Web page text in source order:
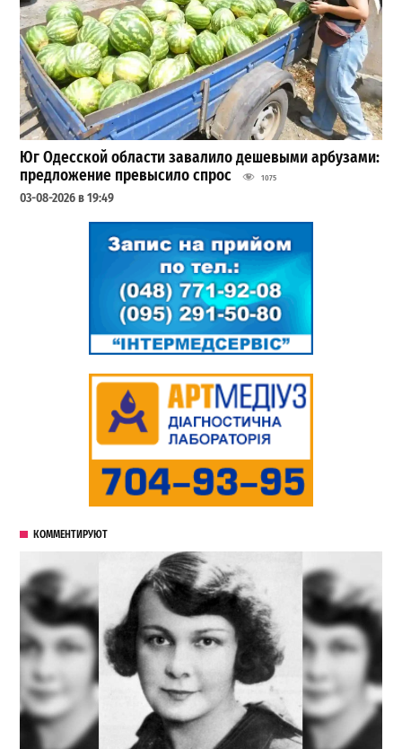
Юг Одесской области завалило дешевыми арбузами:
предложение превысило спрос
1075
03-08-2026 в 19:49
КОММЕНТИРУЮТ